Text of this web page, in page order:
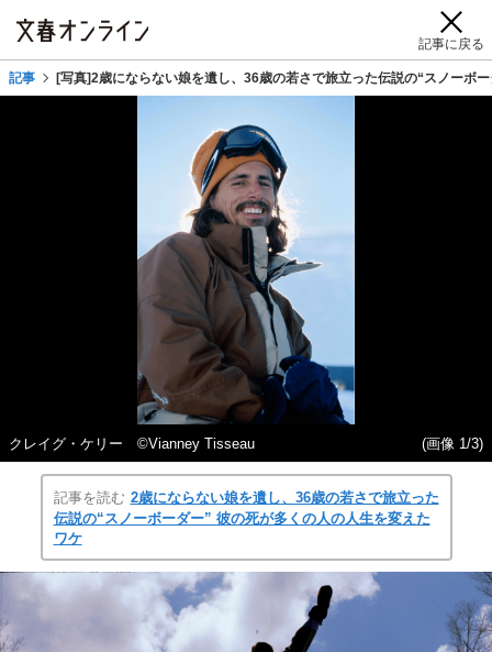
記事に戻る
記事 [写真]2歳にならない娘を遺し、36歳の若さで旅立った伝説の“スノーボ
クレイグ・ケリー ©Vianney Tisseau (画像 1/3)
記事を読む 2歳にならない娘を遺し、36歳の若さで旅立った
伝説の“スノーボーダー” 彼の死が多くの人の人生を変えた
ワケ